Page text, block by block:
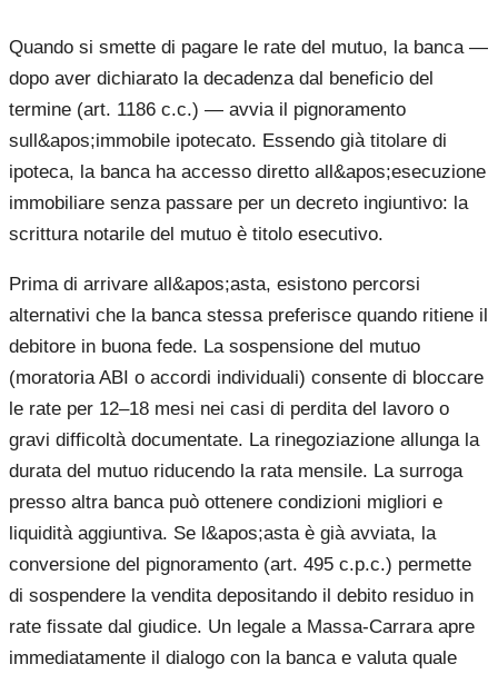
Quando si smette di pagare le rate del mutuo, la banca —
dopo aver dichiarato la decadenza dal beneficio del
termine (art. 1186 c.c.) — avvia il pignoramento
sull&apos;immobile ipotecato. Essendo già titolare di
ipoteca, la banca ha accesso diretto all&apos;esecuzione
immobiliare senza passare per un decreto ingiuntivo: la
scrittura notarile del mutuo è titolo esecutivo.
Prima di arrivare all&apos;asta, esistono percorsi
alternativi che la banca stessa preferisce quando ritiene il
debitore in buona fede. La sospensione del mutuo
(moratoria ABI o accordi individuali) consente di bloccare
le rate per 12–18 mesi nei casi di perdita del lavoro o
gravi difficoltà documentate. La rinegoziazione allunga la
durata del mutuo riducendo la rata mensile. La surroga
presso altra banca può ottenere condizioni migliori e
liquidità aggiuntiva. Se l&apos;asta è già avviata, la
conversione del pignoramento (art. 495 c.p.c.) permette
di sospendere la vendita depositando il debito residuo in
rate fissate dal giudice. Un legale a Massa-Carrara apre
immediatamente il dialogo con la banca e valuta quale